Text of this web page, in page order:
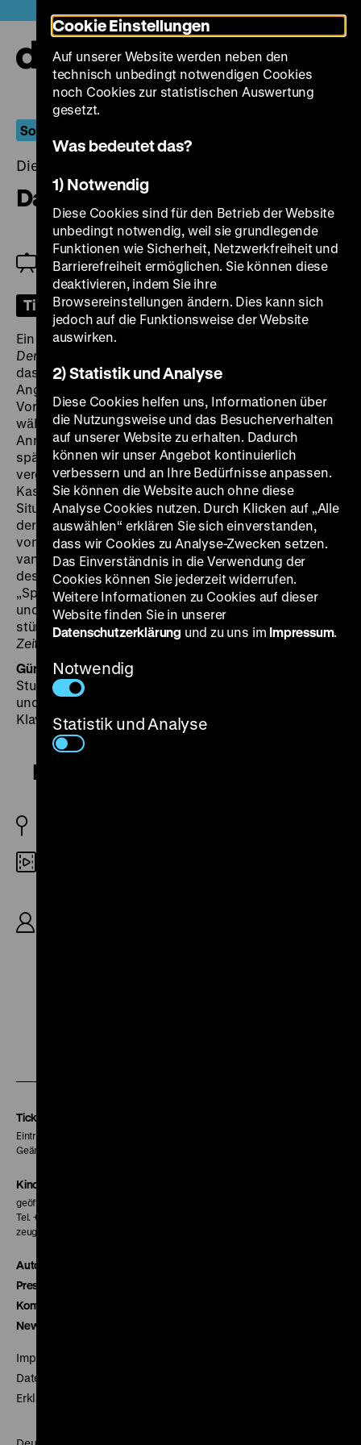
zum
Seiteninhalt
springen
Sorbische Filmlandschaften
Dienstag, 30. April 2024, 19.00 Uhr
Das Spreewaldmädel
Am Klavier: Günter A. Buchwald · Einführung:
Andy Räder
Tickets
Ein Jahr nach der erfolgreichen Operetten-Verfilmung
Der fidele Bauer
das deutsche Publikum erneut in den Spreewald:
Angesiedelt in der nostalgisch vergoldeten
Vorkriegszeit, lernt ein fescher Leutnant (Fred Solm)
während eines Manövers die nicht weniger fesche
Annemarie (Claire Rommer) kennen und lieben. Wenig
später hat der Offizier die junge Frau schon wieder
vergessen, da kreuzt Annemarie unangemeldet in der
Kaserne auf und sorgt für Liebeswirren und
Situationskomik. So lobte die Kritik denn auch neben
der gekonnten Regie das gelungene Ensemblespiel
von Komikern wie Teddy Bill, Jakob Tiedtke und Truus
van Aalten sowie die witzigen Zwischentitel des Films,
dessen Außenaufnahmen in Lübbenau entstanden.
„Spreewaldlandschaft und Tracht, ordentliche Bauten
und Photographie tun das übrige. (…) Lachen, Jubel,
stürmischer Schlußapplaus.“ (Deutsche Allgemeine
Zeitung
Günter A. Buchwaldzählt zu den Pionieren der
Stummfilmrenaissance. Der Dirigent, Pianist, Violinist
und Komponist begleitet weltweit Stummfilme mit
Klavier und Geige.
Das Spreewaldmädel
Tickets
Eintritt 5 €
Geänderte Preise sind im Programm vermerkt.
Kinokasse
geöffnet 30 Minuten vor Beginn der ersten Vorstellung
Tel. + 49 30 20304-770
zeughauskino@dhm.de
Autor*innen
Presse
Kontakt
Newsletter
Impressum
Datenschutz
Erklärung digitale Barrierefreiheit
Cookie Einstellungen
Auf unserer Website werden neben den
technisch unbedingt notwendigen Cookies
noch Cookies zur statistischen Auswertung
gesetzt.
Was bedeutet das?
1) Notwendig
Diese Cookies sind für den Betrieb der Website
unbedingt notwendig, weil sie grundlegende
Funktionen wie Sicherheit, Netzwerkfreiheit und
Barrierefreiheit ermöglichen. Sie können diese
deaktivieren, indem Sie ihre
Browsereinstellungen ändern. Dies kann sich
jedoch auf die Funktionsweise der Website
auswirken.
2) Statistik und Analyse
Diese Cookies helfen uns, Informationen über
die Nutzungsweise und das Besucherverhalten
auf unserer Website zu erhalten. Dadurch
können wir unser Angebot kontinuierlich
verbessern und an Ihre Bedürfnisse anpassen.
Sie können die Website auch ohne diese
Analyse Cookies nutzen. Durch Klicken auf „Alle
auswählen“ erklären Sie sich einverstanden,
dass wir Cookies zu Analyse-Zwecken setzen.
Das Einverständnis in die Verwendung der
Cookies können Sie jederzeit widerrufen.
Weitere Informationen zu Cookies auf dieser
Website finden Sie in unserer
Datenschutzerklärung und zu uns im Impressum.
Notwendig
Statistik und Analyse